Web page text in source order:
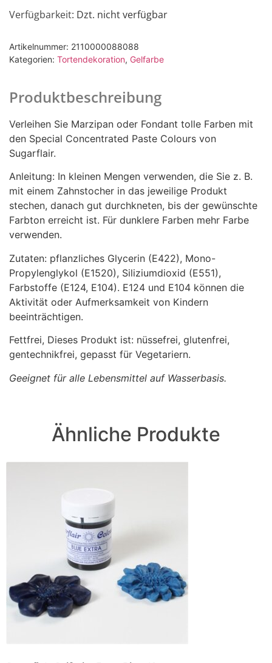
Verfügbarkeit: Dzt. nicht verfügbar
Artikelnummer: 2110000088088
Kategorien: Tortendekoration, Gelfarbe
Produktbeschreibung
Verleihen Sie Marzipan oder Fondant tolle Farben mit
den Special Concentrated Paste Colours von
Sugarflair.
Anleitung: In kleinen Mengen verwenden, die Sie z. B.
mit einem Zahnstocher in das jeweilige Produkt
stechen, danach gut durchkneten, bis der gewünschte
Farbton erreicht ist. Für dunklere Farben mehr Farbe
verwenden.
Zutaten: pflanzliches Glycerin (E422), Mono-
Propylenglykol (E1520), Siliziumdioxid (E551),
Farbstoffe (E124, E104). E124 und E104 können die
Aktivität oder Aufmerksamkeit von Kindern
beeinträchtigen.
Fettfrei, Dieses Produkt ist: nüssefrei, glutenfrei,
gentechnikfrei, gepasst für Vegetariern.
Geeignet für alle Lebensmittel auf Wasserbasis.
Ähnliche Produkte